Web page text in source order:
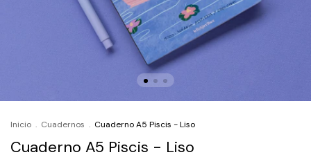
Inicio . Cuadernos . Cuaderno A5 Piscis - Liso
Cuaderno A5 Piscis - Liso